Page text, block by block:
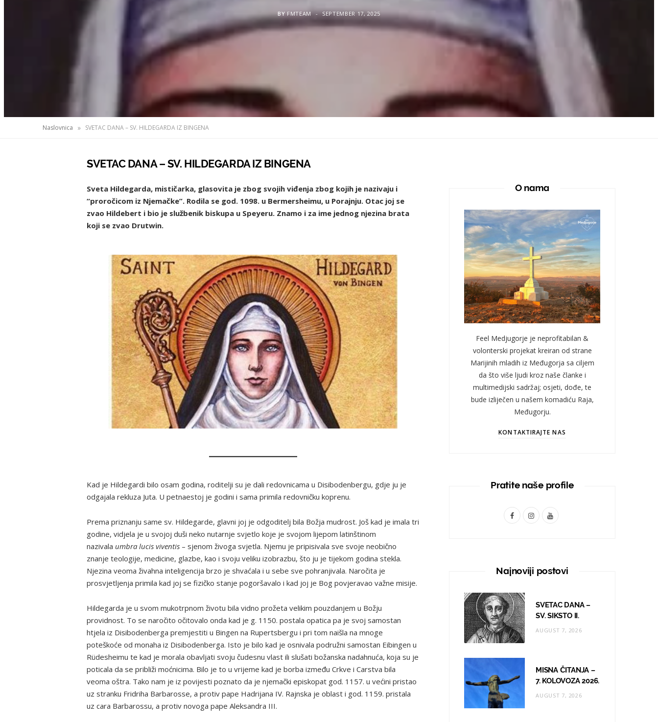
BY FMTEAM SEPTEMBER 17, 2025
Naslovnica » SVETAC DANA – SV. HILDEGARDA IZ BINGENA
SVETAC DANA – SV. HILDEGARDA IZ BINGENA
Sveta Hildegarda, mističarka, glasovita je zbog svojih viđenja zbog kojih je nazivaju i
“proročicom iz Njemačke”. Rodila se god. 1098. u Bermersheimu, u Porajnju. Otac joj se
zvao Hildebert i bio je službenik biskupa u Speyeru. Znamo i za ime jednog njezina brata
koji se zvao Drutwin.
Kad je Hildegardi bilo osam godina, roditelji su je dali redovnicama u Disibodenbergu, gdje ju je
odgajala rekluza Juta. U petnaestoj je godini i sama primila redovničku koprenu.
Prema priznanju same sv. Hildegarde, glavni joj je odgoditelj bila Božja mudrost. Još kad je imala tri
godine, vidjela je u svojoj duši neko nutarnje svjetlo koje je svojom lijepom latinštinom
nazivala umbra lucis viventis – sjenom živoga svjetla. Njemu je pripisivala sve svoje neobično
znanje teologije, medicine, glazbe, kao i svoju veliku izobrazbu, što ju je tijekom godina stekla.
Njezina veoma živahna inteligencija brzo je shvaćala i u sebe sve pohranjivala. Naročita je
prosvjetljenja primila kad joj se fizičko stanje pogoršavalo i kad joj je Bog povjeravao važne misije.
Hildegarda je u svom mukotrpnom životu bila vidno prožeta velikim pouzdanjem u Božju
providnost. To se naročito očitovalo onda kad je g. 1150. postala opatica pa je svoj samostan
htjela iz Disibodenberga premjestiti u Bingen na Rupertsbergu i pri tom naišla na mnoge
poteškoće od monaha iz Disibodenberga. Isto je bilo kad je osnivala podružni samostan Eibingen u
Rüdesheimu te kad je morala obavljati svoju čudesnu vlast ili slušati božanska nadahnuća, koja su je
poticala da se približi moćnicima. Bilo je to u vrijeme kad je borba između Crkve i Carstva bila
veoma oštra. Tako nam je iz povijesti poznato da je njemački episkopat god. 1157. u većini pristao
uz stranku Fridriha Barbarosse, a protiv pape Hadrijana IV. Rajnska je oblast i god. 1159. pristala
uz cara Barbarossu, a protiv novoga pape Aleksandra III.
O nama
Feel Medjugorje je neprofitabilan &
volonterski projekat kreiran od strane
Marijinih mladih iz Međugorja sa ciljem
da što više ljudi kroz naše članke i
multimedijski sadržaj; osjeti, dođe, te
bude izliječen u našem komadiću Raja,
Međugorju.
KONTAKTIRAJTE NAS
Pratite naše profile
F
o
o
k
I
t
r
a
Y
T
e
Najnoviji postovi
SVETAC DANA –
SV. SIKSTO II.
AUGUST 7, 2026
MISNA ČITANJA –
7. KOLOVOZA 2026.
AUGUST 7, 2026